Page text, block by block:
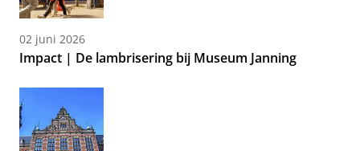
02 juni 2026
Impact | De lambrisering bij Museum Janning